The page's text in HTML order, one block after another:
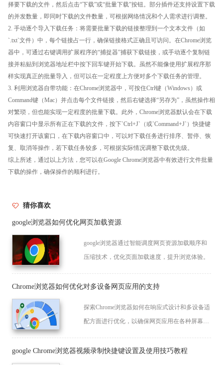
择要下载的文件，然后点击“下载”或“批量下载”按钮。部分插件还支持设置下载
的并发数量，即同时下载的文件数量，可根据网络情况和个人需求进行调整。
2. 手动逐个导入下载任务：将需要批量下载的链接整理到一个文本文件（如
`.txt`文件）中，每个链接占一行，确保链接格式正确且可访问。在Chrome浏览
器中，可通过右键调用扩展程序的“捕捉器”捕获下载链接，或手动逐个复制链
接并粘贴到浏览器地址栏中按下回车键开始下载。虽然不能像使用扩展程序那
样实现真正的批量导入，但可以在一定程度上方便对多个下载任务的管理。
3. 利用浏览器自带功能：在Chrome浏览器中，可按住Ctrl键（Windows）或
Command键（Mac）并点击每个文件链接，然后右键选择“另存为”，虽然操作相
对繁琐，但也能实现一定程度的批量下载。此外，Chrome浏览器默认会在下载
内容窗口中显示所有正在下载的文件，按下`Ctrl+J`（或`Command+J`）快捷键
可快速打开该窗口，在下载内容窗口中，可以对下载任务进行排序、暂停、恢
复、取消等操作，若下载任务较多，可根据实际情况调整下载优先级。
综上所述，通过以上方法，您可以在Google Chrome浏览器中有效进行文件批量
下载的操作，确保操作的顺利进行。
猜你喜欢
google浏览器如何优化网页加载资源
google浏览器通过智能调度网页资源加载顺序和
压缩技术，优化页面加载速度，提升浏览体验。
Chrome浏览器如何优化对多设备网页应用的支持
探索Chrome浏览器如何在响应式设计和多设备适
配方面进行优化，以确保网页应用在各种屏幕尺
google Chrome浏览器视频录制快捷键设置及使用技巧教程